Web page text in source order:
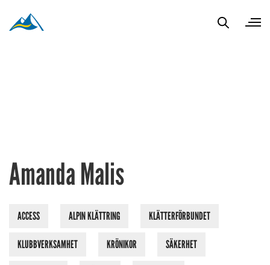
Amanda Malis
ACCESS ALPIN KLÄTTRING KLÄTTERFÖRBUNDET
KLUBBVERKSAMHET KRÖNIKOR SÄKERHET